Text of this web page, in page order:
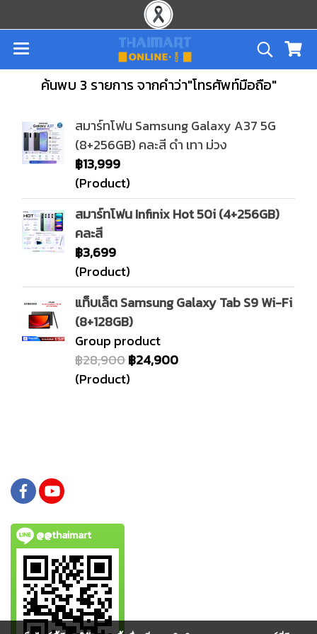
ค้นพบ 3 รายการ จากคำว่า"โทรศัพท์มือถือ"
สมาร์ทโฟน Samsung Galaxy A37 5G
(8+256GB) คละสี ดำ เทา ม่วง
฿13,999
(Product)
สมาร์ทโฟน Infinix Hot 50i (4+256GB)
คละสี
฿3,699
(Product)
แท็บเล็ต Samsung Galaxy Tab S9 Wi-Fi
(8+128GB)
Group product
฿28,900฿24,900
(Product)
@@thaimart